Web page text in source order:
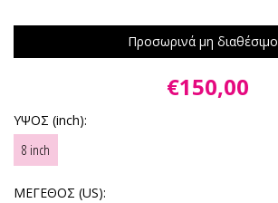
Προσωρινά μη διαθέσιμο
€150,00
ΥΨΟΣ (inch):
8 inch
ΜΕΓΕΘΟΣ (US):